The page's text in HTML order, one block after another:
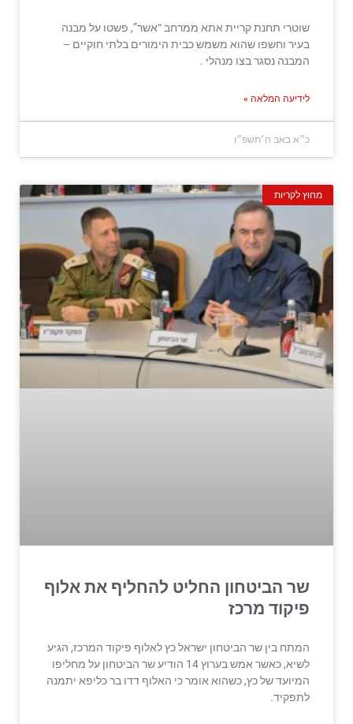
שוטרי תחנת קריית אתא ממרחב “אשר”, פשטו על מבנה
בעיר וחשפו שהוא משמש כבית הימורים בלתי חוקיים –
המבנה נסגר בצו מנהלי .
לידיעה המלאה »
כ״א באב ה׳תשפ״ו
מחוץ לקריות
שר הביטחון החליט להחליף את אלוף
פיקוד מרכז
המתח בין שר הביטחון ישראל כץ לאלוף פיקוד המרכז, הגיע
לשיא, כאשר אמש בערוץ 14 הודיע שר הביטחון על מחליפו
המיועד של כץ, כשהוא אומר כי האלוף דדו בר כליפא יתמנה
לתפקיד.